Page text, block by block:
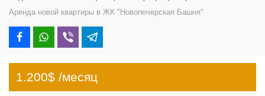
Аренда новой квартиры в ЖК "Новопечерская Башня"
1.200$ /месяц